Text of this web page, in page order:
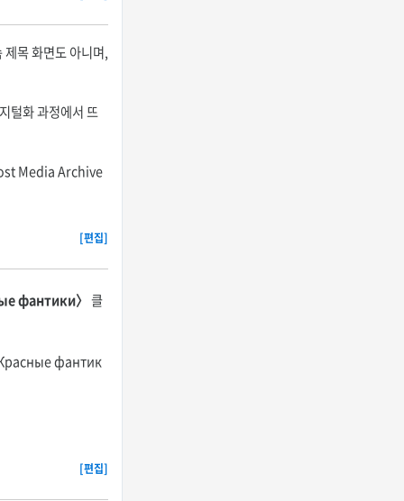
목 화면도 아니며,
털화 과정에서 뜨
Media Archive
[편집]
фантики〉 클
Красные фантик
[편집]